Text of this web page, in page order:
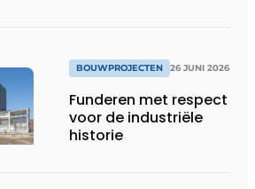
BOUWPROJECTEN 26 JUNI 2026
Funderen met respect
voor de industriële
historie